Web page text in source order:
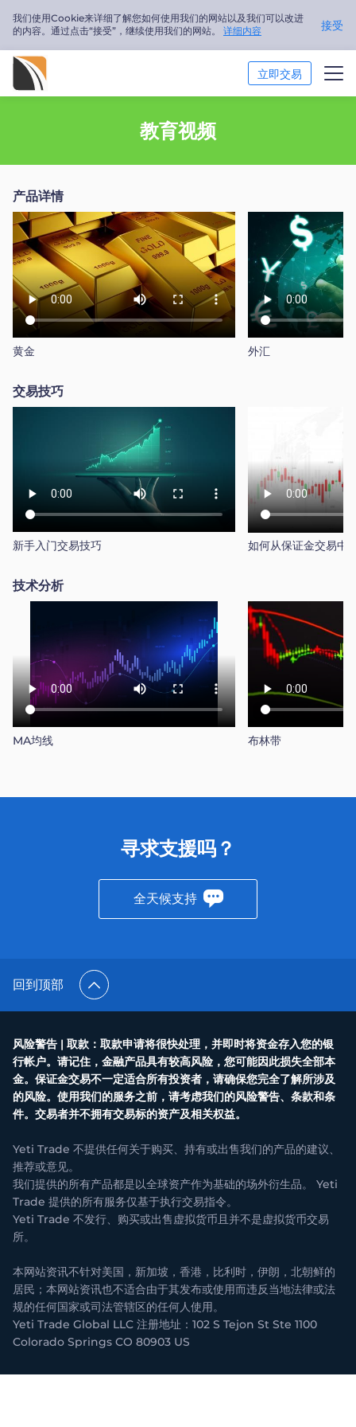
我们使用Cookie来详细了解您如何使用我们的网站以及我们可以改进
的内容。通过点击“接受”，继续使用我们的网站。 详细内容 接受
立即交易
关于我们
简体中文
Trader
教育视频
产品详情
黄金 外汇
交易技巧
新手入门交易技巧 如何从保证金交易中
技术分析
MA均线 布林带
寻求支援吗？
全天候支持
回到顶部
风险警告 | 取款：取款申请将很快处理，并即时将资金存入您的银
行帐户。请记住，金融产品具有较高风险，您可能因此损失全部本
金。保证金交易不一定适合所有投资者，请确保您完全了解所涉及
的风险。使用我们的服务之前，请考虑我们的风险警告、条款和条
件。交易者并不拥有交易标的资产及相关权益。
Yeti Trade 不提供任何关于购买、持有或出售我们的产品的建议、
推荐或意见。
我们提供的所有产品都是以全球资产作为基础的场外衍生品。 Yeti
Trade 提供的所有服务仅基于执行交易指令。
Yeti Trade 不发行、购买或出售虚拟货币且并不是虚拟货币交易
所。
本网站资讯不针对美国，新加坡，香港，比利时，伊朗，北朝鲜的
居民；本网站资讯也不适合由于其发布或使用而违反当地法律或法
规的任何国家或司法管辖区的任何人使用。
Yeti Trade Global LLC 注册地址：102 S Tejon St Ste 1100
Colorado Springs CO 80903 US